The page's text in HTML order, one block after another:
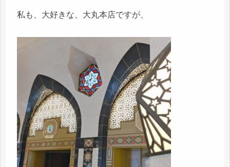
私も、大好きな、大丸本店ですが、